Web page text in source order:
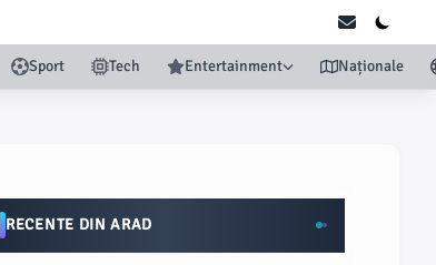
Sport Tech Entertainment Naționale
RECENTE DIN ARAD